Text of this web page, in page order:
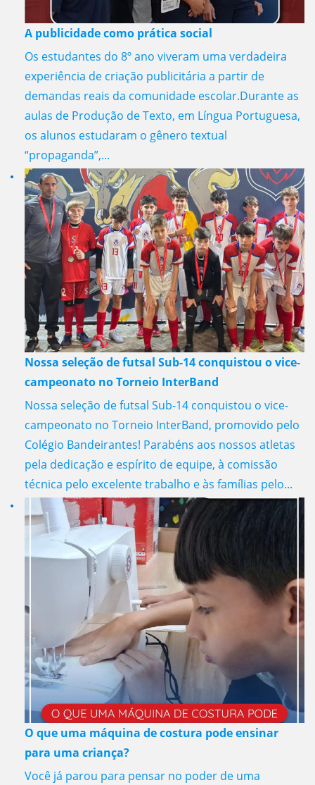
A publicidade como prática social
Os estudantes do 8º ano viveram uma verdadeira
experiência de criação publicitária a partir de
demandas reais da comunidade escolar.Durante as
aulas de Produção de Texto, em Língua Portuguesa,
os alunos estudaram o gênero textual
“propaganda”,...
Nossa seleção de futsal Sub-14 conquistou o vice-
campeonato no Torneio InterBand
Nossa seleção de futsal Sub-14 conquistou o vice-
campeonato no Torneio InterBand, promovido pelo
Colégio Bandeirantes! Parabéns aos nossos atletas
pela dedicação e espírito de equipe, à comissão
técnica pelo excelente trabalho e às famílias pelo...
O que uma máquina de costura pode ensinar
para uma criança?
Você já parou para pensar no poder de uma